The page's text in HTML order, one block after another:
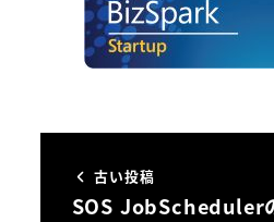
古い投稿
SOS JobScheduler